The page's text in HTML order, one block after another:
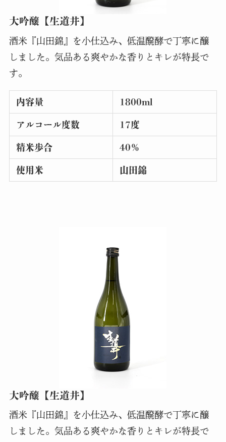
大吟醸【生道井】
酒米『山田錦』を小仕込み、低温醗酵で丁寧に醸
しました。気品ある爽やかな香りとキレが特長で
す。
内容量 1800ml
アルコール度数 17度
精米歩合 40％
使用米 山田錦
大吟醸【生道井】
酒米『山田錦』を小仕込み、低温醗酵で丁寧に醸
しました。気品ある爽やかな香りとキレが特長で